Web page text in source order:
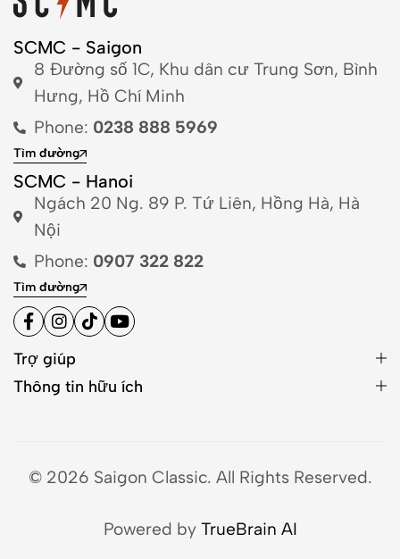
SCMC - Saigon
8 Đường số 1C, Khu dân cư Trung Sơn, Bình
Hưng, Hồ Chí Minh
Phone: 0238 888 5969
Tìm đường
SCMC - Hanoi
Ngách 20 Ng. 89 P. Tứ Liên, Hồng Hà, Hà
Nội
Phone: 0907 322 822
Tìm đường
Trợ giúp
Thông tin hữu ích
© 2026 Saigon Classic. All Rights Reserved.
Powered by TrueBrain AI